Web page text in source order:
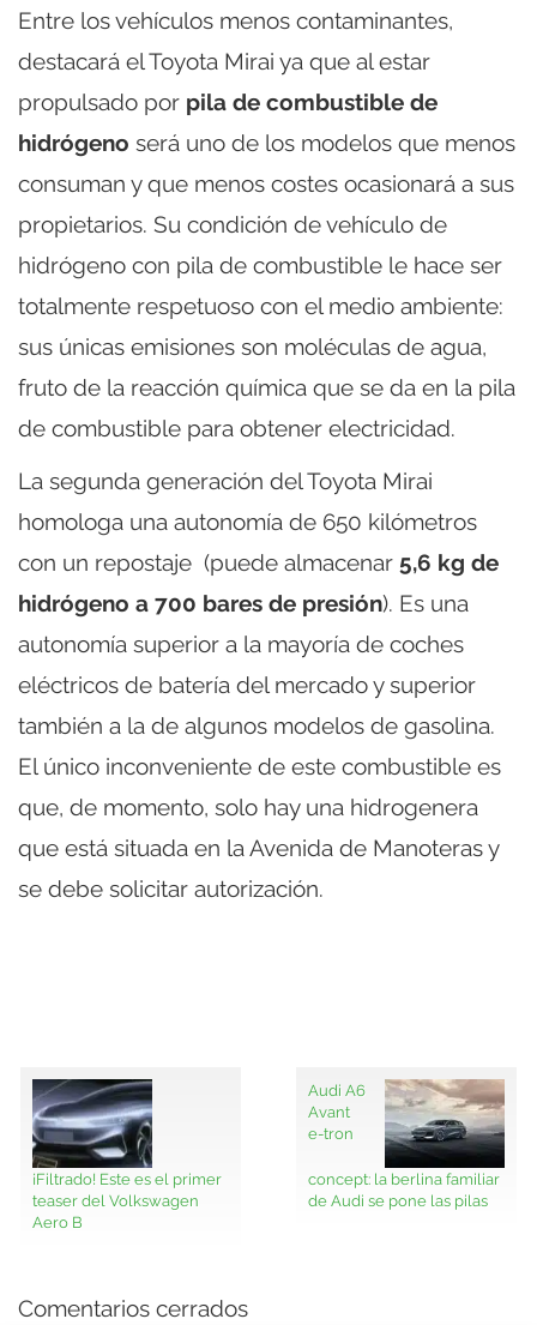
Entre los vehículos menos contaminantes,
destacará el Toyota Mirai ya que al estar
propulsado por pila de combustible de
hidrógeno será uno de los modelos que menos
consuman y que menos costes ocasionará a sus
propietarios. Su condición de vehículo de
hidrógeno con pila de combustible le hace ser
totalmente respetuoso con el medio ambiente:
sus únicas emisiones son moléculas de agua,
fruto de la reacción química que se da en la pila
de combustible para obtener electricidad.
La segunda generación del Toyota Mirai
homologa una autonomía de 650 kilómetros
con un repostaje (puede almacenar 5,6 kg de
hidrógeno a 700 bares de presión). Es una
autonomía superior a la mayoría de coches
eléctricos de batería del mercado y superior
también a la de algunos modelos de gasolina.
El único inconveniente de este combustible es
que, de momento, solo hay una hidrogenera
que está situada en la Avenida de Manoteras y
se debe solicitar autorización.
¡Filtrado! Este es el primer
teaser del Volkswagen
Aero B
Audi A6
Avant
e-tron
concept: la berlina familiar
de Audi se pone las pilas
Comentarios cerrados